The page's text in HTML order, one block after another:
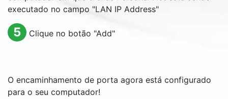
executado no campo "LAN IP Address"
5 Clique no botão "Add"
O encaminhamento de porta agora está configurado
para o seu computador!